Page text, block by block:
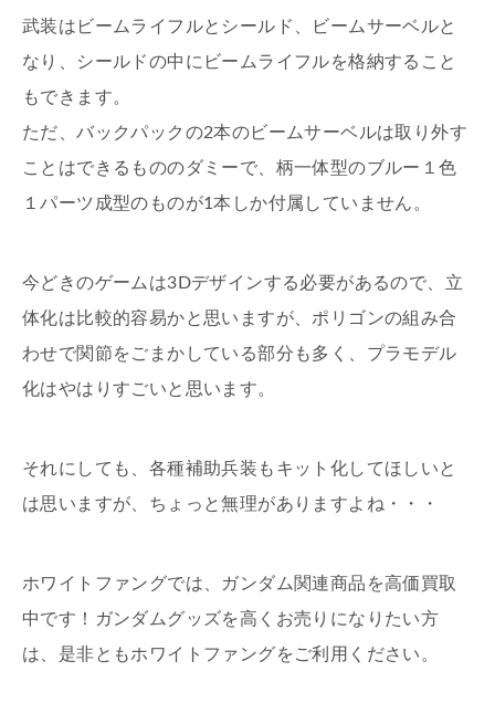
武装はビームライフルとシールド、ビームサーベルと
なり、シールドの中にビームライフルを格納すること
もできます。
ただ、バックパックの2本のビームサーベルは取り外す
ことはできるもののダミーで、柄一体型のブルー１色
１パーツ成型のものが1本しか付属していません。
今どきのゲームは3Dデザインする必要があるので、立
体化は比較的容易かと思いますが、ポリゴンの組み合
わせで関節をごまかしている部分も多く、プラモデル
化はやはりすごいと思います。
それにしても、各種補助兵装もキット化してほしいと
は思いますが、ちょっと無理がありますよね・・・
ホワイトファングでは、ガンダム関連商品を高価買取
中です！ガンダムグッズを高くお売りになりたい方
は、是非ともホワイトファングをご利用ください。